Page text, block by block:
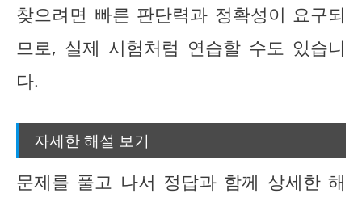
찾으려면 빠른 판단력과 정확성이 요구되
므로, 실제 시험처럼 연습할 수도 있습니
다.
자세한 해설 보기
문제를 풀고 나서 정답과 함께 상세한 해